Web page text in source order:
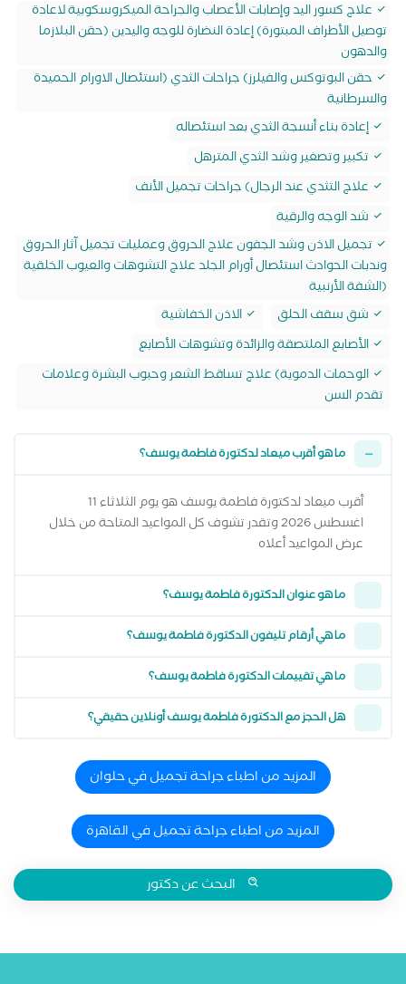
علاج كسور اليد وإصابات الأعصاب والجراحة الميكروسكوبية لاعادة
توصيل الأطراف المبتورة) إعادة النضارة للوجه واليدين (حقن البلازما
والدهون
حقن البوتوكس والفيلرز) جراحات الثدي (استئصال الاورام الحميدة
والسرطانية
إعادة بناء أنسجة الثدي بعد استئصاله
تكبير وتصغير وشد الثدي المترهل
علاج التثدي عند الرجال) جراحات تجميل الأنف
شد الوجه والرقية
تجميل الاذن وشد الجفون علاج الحروق وعمليات تجميل آثار الحروق
وندبات الحوادث استئصال أورام الجلد علاج التشوهات والعيوب الخلقية
(الشفة الأرنبية
شق سقف الحلق
الاذن الخفاشية
الأصابع الملتصقة والزائدة وتشوهات الأصابع
الوحمات الدموية) علاج تساقط الشعر وحبوب البشرة وعلامات
تقدم السن
ما هو أقرب ميعاد لدكتورة فاطمة يوسف؟
أقرب ميعاد لدكتورة فاطمة يوسف هو يوم الثلاثاء 11
اغسطس 2026 وتقدر تشوف كل المواعيد المتاحة من خلال
عرض المواعيد أعلاه
ما هو عنوان الدكتورة فاطمة يوسف؟
ما هي أرقام تليفون الدكتورة فاطمة يوسف؟
ما هي تقييمات الدكتورة فاطمة يوسف؟
هل الحجز مع الدكتورة فاطمة يوسف أونلاين حقيقي؟
المزيد من اطباء جراحة تجميل في حلوان
المزيد من اطباء جراحة تجميل في القاهرة
البحث عن دكتور